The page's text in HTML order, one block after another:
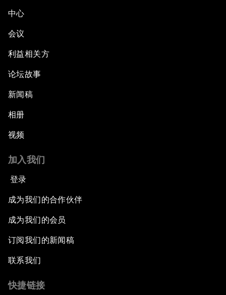
中心
会议
利益相关方
论坛故事
新闻稿
相册
视频
加入我们
登录
成为我们的合作伙伴
成为我们的会员
订阅我们的新闻稿
联系我们
快捷链接